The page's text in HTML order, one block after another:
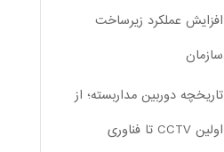
افزایش عملکرد زیرساخت
سازمان
تاریخچه دوربین مداربسته؛ از
اولین CCTV تا فناوری